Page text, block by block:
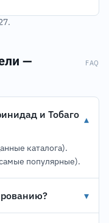
—
FAQ
и Тобаго
▾
каталога).
популярные).
▾